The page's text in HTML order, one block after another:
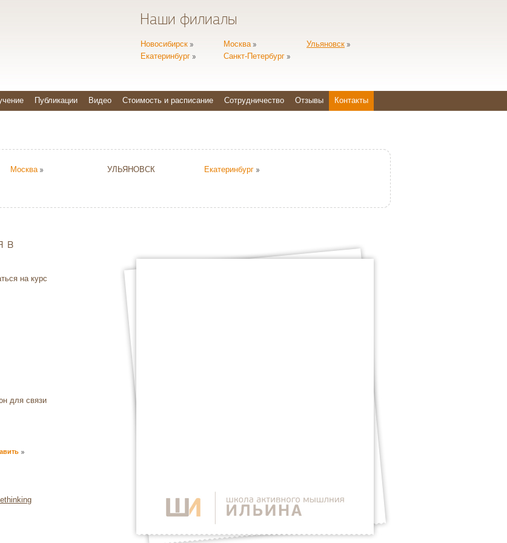
Наши филиалы
Новосибирск Москва
Ульяновск
Екатеринбург
Санкт-Петербург
Публикации Видео Стоимость и расписание Сотрудничество Отзывы Контакты
Москва УЛЬЯНОВСК
Екатеринбург
в
на курс
для связи